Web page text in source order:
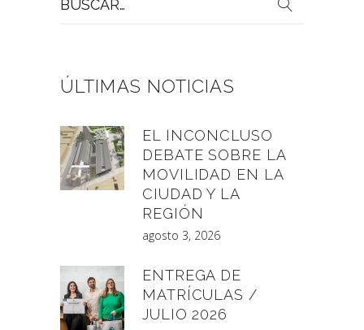
por:
ÚLTIMAS NOTICIAS
EL INCONCLUSO
DEBATE SOBRE LA
MOVILIDAD EN LA
CIUDAD Y LA
REGIÓN
agosto 3, 2026
ENTREGA DE
MATRÍCULAS /
JULIO 2026